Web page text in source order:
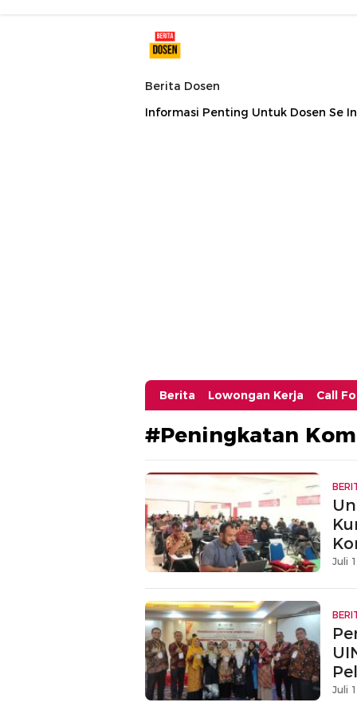
Berita Dosen
Informasi Penting Untuk Dosen Se
Berita Lowongan Kerja Call
#Peningkatan
Juli
Juli